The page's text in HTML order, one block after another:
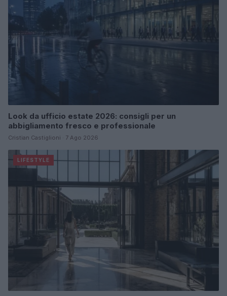
Look da ufficio estate 2026: consigli per un
abbigliamento fresco e professionale
Cristian Castiglioni · 7 Ago 2026
LIFESTYLE